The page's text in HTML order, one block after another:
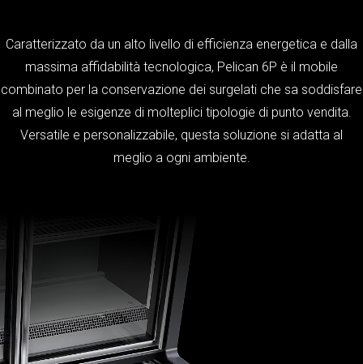
Caratterizzato da un alto livello di efficienza energetica e dalla
massima affidabilità tecnologica, Pelican 6P è il mobile
combinato per la conservazione dei surgelati che sa soddisfare
al meglio le esigenze di molteplici tipologie di punto vendita.
Versatile e personalizzabile, questa soluzione si adatta al
meglio a ogni ambiente.